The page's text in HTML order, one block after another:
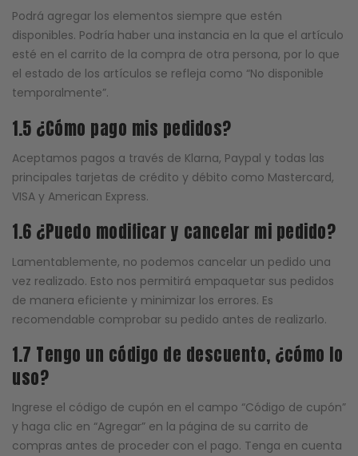
Podrá agregar los elementos siempre que estén
disponibles. Podría haber una instancia en la que el artículo
esté en el carrito de la compra de otra persona, por lo que
el estado de los artículos se refleja como “No disponible
temporalmente”.
1.5 ¿Cómo pago mis pedidos?
Aceptamos pagos a través de Klarna, Paypal y todas las
principales tarjetas de crédito y débito como Mastercard,
VISA y American Express.
1.6 ¿Puedo modificar y cancelar mi pedido?
Lamentablemente, no podemos cancelar un pedido una
vez realizado. Esto nos permitirá empaquetar sus pedidos
de manera eficiente y minimizar los errores. Es
recomendable comprobar su pedido antes de realizarlo.
1.7 Tengo un código de descuento, ¿cómo lo
uso?
Ingrese el código de cupón en el campo “Código de cupón”
y haga clic en “Agregar” en la página de su carrito de
compras antes de proceder con el pago. Tenga en cuenta